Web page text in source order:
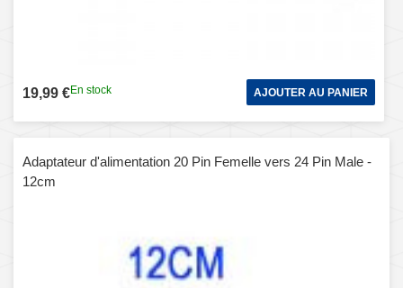
19,99 €En stock AJOUTER AU PANIER
Adaptateur d'alimentation 20 Pin Femelle vers 24 Pin Male -
12cm